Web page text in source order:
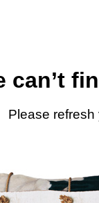
can’t
Please refresh